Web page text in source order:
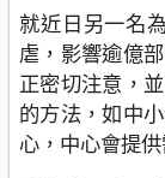
就近日另一名
虐，影響逾億
正密切注意，
的方法，如中
心，中心會提